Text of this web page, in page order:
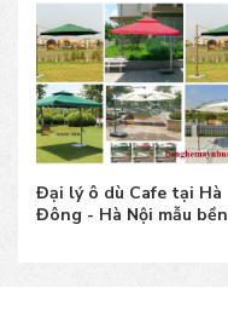
Đại lý ô dù Cafe tại Hà
Đông - Hà Nội mẫu bền